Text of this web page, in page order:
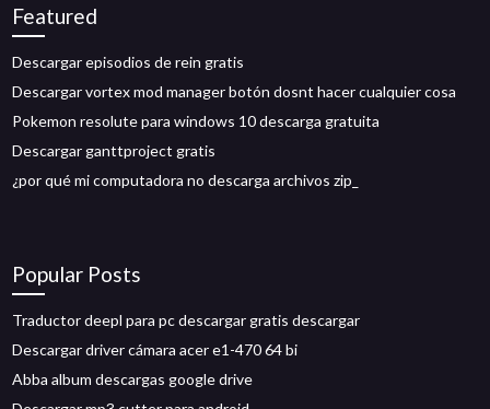
Featured
Descargar episodios de rein gratis
Descargar vortex mod manager botón dosnt hacer cualquier cosa
Pokemon resolute para windows 10 descarga gratuita
Descargar ganttproject gratis
¿por qué mi computadora no descarga archivos zip_
Popular Posts
Traductor deepl para pc descargar gratis descargar
Descargar driver cámara acer e1-470 64 bi
Abba album descargas google drive